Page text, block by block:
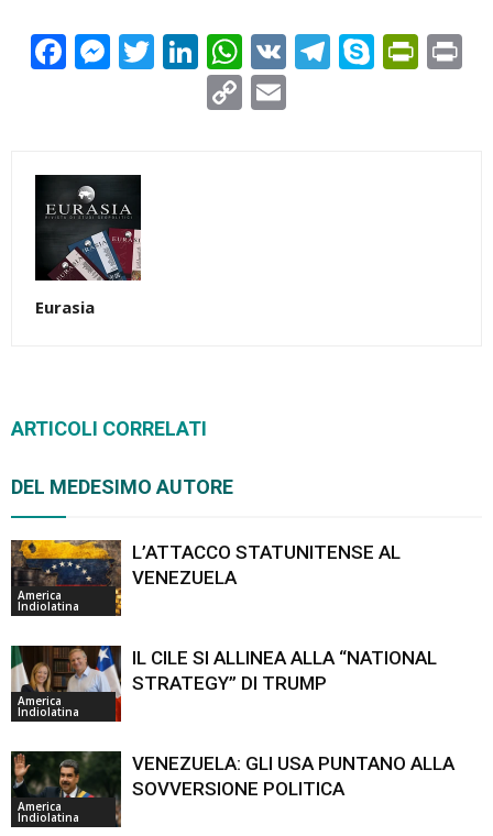
Facebook
Messenger
TwitterLinkedIn
WhatsApp
VK Telegram
Skype
Copy
Eurasia
ARTICOLI CORRELATI
DEL MEDESIMO AUTORE
America
Indiolatina
L’ATTACCO STATUNITENSE AL
VENEZUELA
America
Indiolatina
IL CILE SI ALLINEA ALLA “NATIONAL
STRATEGY” DI TRUMP
America
Indiolatina
VENEZUELA: GLI USA PUNTANO ALLA
SOVVERSIONE POLITICA